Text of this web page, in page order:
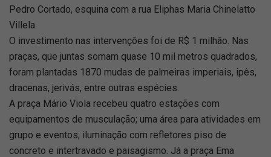
Pedro Cortado, esquina com a rua Eliphas Maria Chinelatto
Villela.
O investimento nas intervenções foi de R$ 1 milhão. Nas
praças, que juntas somam quase 10 mil metros quadrados,
foram plantadas 1870 mudas de palmeiras imperiais, ipês,
dracenas, jerivás, entre outras espécies.
A praça Mário Viola recebeu quatro estações com
equipamentos de musculação; uma área para atividades em
grupo e eventos; iluminação com refletores piso de
concreto e intertravado e paisagismo. Já a praça Ema